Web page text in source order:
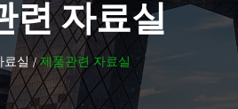
련 자료실
료실 제품관련 자료실